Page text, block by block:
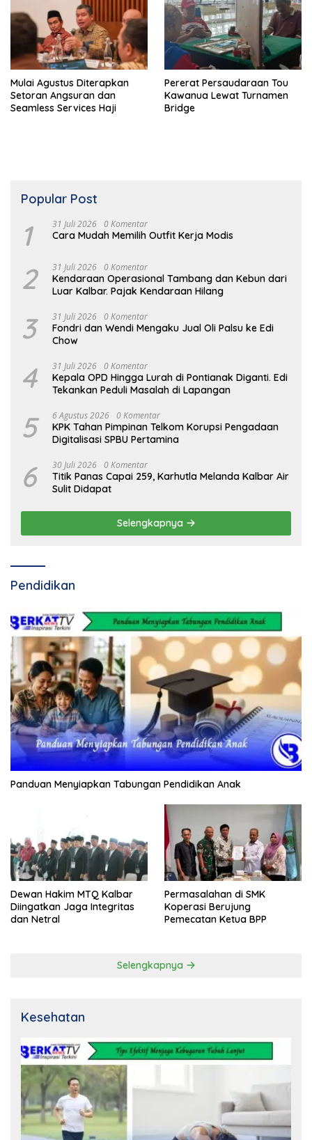
Mulai Agustus Diterapkan
Setoran Angsuran dan
Seamless Services Haji
Pererat Persaudaraan Tou
Kawanua Lewat Turnamen
Bridge
Popular Post
1 31 Juli 2026 0 Komentar
Cara Mudah Memilih Outfit Kerja Modis
2 31 Juli 2026 0 Komentar
Kendaraan Operasional Tambang dan Kebun dari
Luar Kalbar. Pajak Kendaraan Hilang
3 31 Juli 2026 0 Komentar
Fondri dan Wendi Mengaku Jual Oli Palsu ke Edi
Chow
4 31 Juli 2026 0 Komentar
Kepala OPD Hingga Lurah di Pontianak Diganti. Edi
Tekankan Peduli Masalah di Lapangan
5 6 Agustus 2026 0 Komentar
KPK Tahan Pimpinan Telkom Korupsi Pengadaan
Digitalisasi SPBU Pertamina
6 30 Juli 2026 0 Komentar
Titik Panas Capai 259, Karhutla Melanda Kalbar Air
Sulit Didapat
Selengkapnya
Pendidikan
Panduan Menyiapkan Tabungan Pendidikan Anak
Dewan Hakim MTQ Kalbar
Diingatkan Jaga Integritas
dan Netral
Permasalahan di SMK
Koperasi Berujung
Pemecatan Ketua BPP
Selengkapnya
Kesehatan